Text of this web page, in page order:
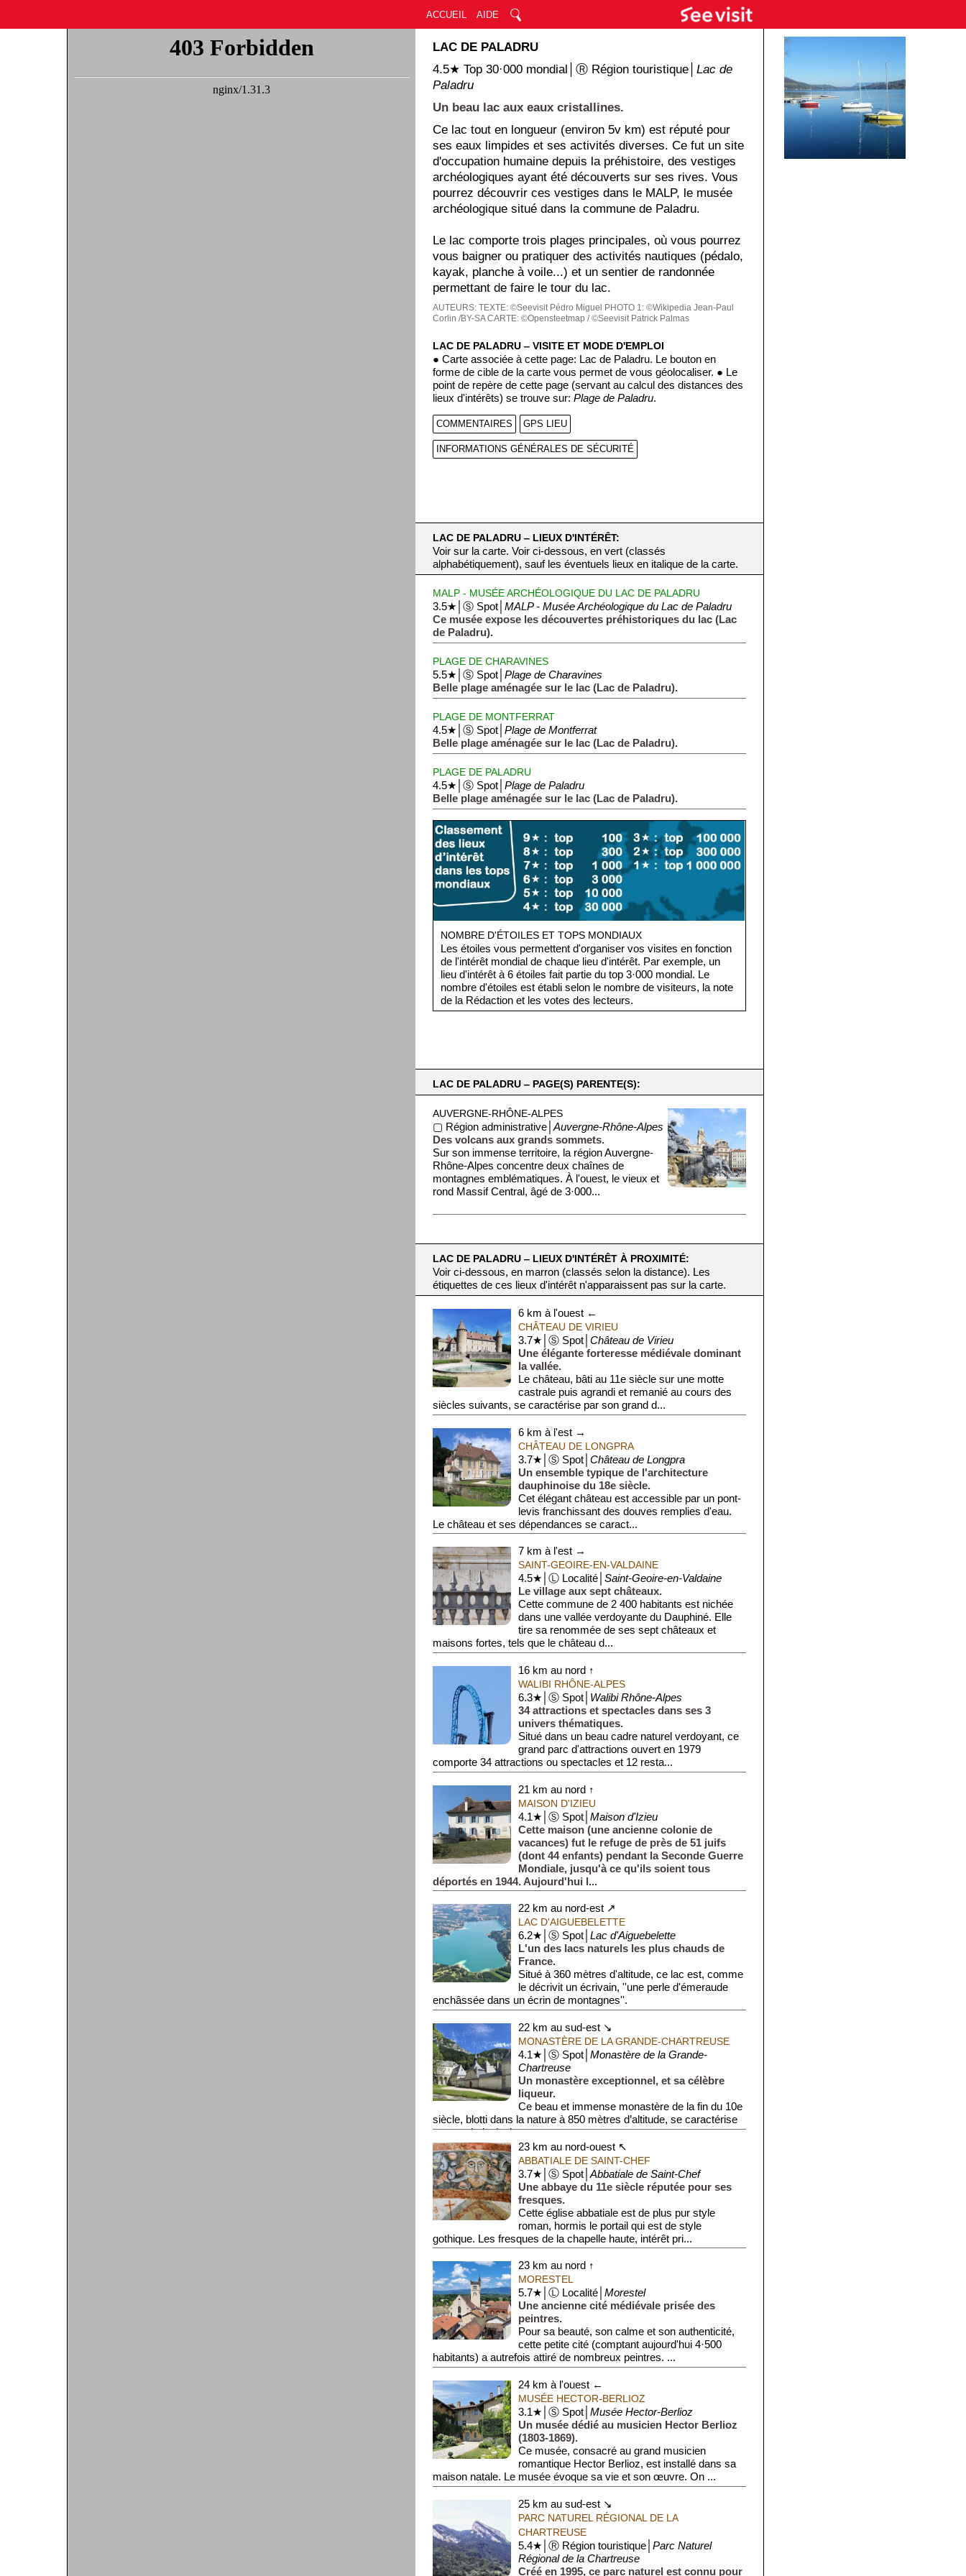
ACCUEIL AIDE
LAC DE PALADRU
4.5★ Top 30·000 mondial│Ⓡ Région touristique│Lac de
Paladru
Un beau lac aux eaux cristallines.
Ce lac tout en longueur (environ 5v km) est réputé pour
ses eaux limpides et ses activités diverses. Ce fut un site
d'occupation humaine depuis la préhistoire, des vestiges
archéologiques ayant été découverts sur ses rives. Vous
pourrez découvrir ces vestiges dans le MALP, le musée
archéologique situé dans la commune de Paladru.
Le lac comporte trois plages principales, où vous pourrez
vous baigner ou pratiquer des activités nautiques (pédalo,
kayak, planche à voile...) et un sentier de randonnée
permettant de faire le tour du lac.
AUTEURS:TEXTE: ©Seevisit Pédro Miguel
PHOTO 1: ©Wikipedia Jean-Paul
Corlin /BY-SA CARTE: ©Opensteetmap / ©Seevisit Patrick Palmas
LAC DE PALADRU ‒ VISITE ET MODE D'EMPLOI
● Carte associée à cette page: Lac de Paladru. Le bouton en
forme de cible de la carte vous permet de vous géolocaliser. ● Le
point de repère de cette page (servant au calcul des distances des
lieux d'intérêts) se trouve sur:Plage de Paladru.
COMMENTAIRES GPS LIEU
INFORMATIONS GÉNÉRALES DE SÉCURITÉ
LAC DE PALADRU ‒ LIEUX D'INTÉRÊT:
Voir sur la carte. Voir ci-dessous, en vert (classés
alphabétiquement), sauf les éventuels lieux en italique de la carte.
MALP - MUSÉE ARCHÉOLOGIQUE DU LAC DE PALADRU
3.5★│Ⓢ Spot│MALP - Musée Archéologique du Lac de Paladru
Ce musée expose les découvertes préhistoriques du lac (Lac
de Paladru).
PLAGE DE CHARAVINES
5.5★│Ⓢ Spot│Plage de Charavines
Belle plage aménagée sur le lac (Lac de Paladru).
PLAGE DE MONTFERRAT
4.5★│Ⓢ Spot│Plage de Montferrat
Belle plage aménagée sur le lac (Lac de Paladru).
PLAGE DE PALADRU
4.5★│Ⓢ Spot│Plage de Paladru
Belle plage aménagée sur le lac (Lac de Paladru).
NOMBRE D'ÉTOILES ET TOPS MONDIAUX
Les étoiles vous permettent d'organiser vos visites en fonction
de l'intérêt mondial de chaque lieu d'intérêt. Par exemple, un
lieu d'intérêt à 6 étoiles fait partie du top 3·000 mondial. Le
nombre d'étoiles est établi selon le nombre de visiteurs, la note
de la Rédaction et les votes des lecteurs.
LAC DE PALADRU ‒ PAGE(S) PARENTE(S):
AUVERGNE-RHÔNE-ALPES
▢ Région administrative│Auvergne-Rhône-Alpes
Des volcans aux grands sommets.
Sur son immense territoire, la région Auvergne-
Rhône-Alpes concentre deux chaînes de
montagnes emblématiques. À l'ouest, le vieux et
rond Massif Central, âgé de 3·000...
LAC DE PALADRU ‒ LIEUX D'INTÉRÊT À PROXIMITÉ:
Voir ci-dessous, en marron (classés selon la distance). Les
étiquettes de ces lieux d'intérêt n'apparaissent pas sur la carte.
6 km à l'ouest ←
CHÂTEAU DE VIRIEU
3.7★│Ⓢ Spot│ Château de Virieu
Une élégante forteresse médiévale dominant
la vallée.
Le château, bâti au 11e siècle sur une motte
castrale puis agrandi et remanié au cours des
siècles suivants, se caractérise par son grand d...
6 km à l'est →
CHÂTEAU DE LONGPRA
3.7★│Ⓢ Spot│ Château de Longpra
Un ensemble typique de l'architecture
dauphinoise du 18e siècle.
Cet élégant château est accessible par un pont-
levis franchissant des douves remplies d'eau.
Le château et ses dépendances se caract...
7 km à l'est →
SAINT-GEOIRE-EN-VALDAINE
4.5★│Ⓛ Localité│ Saint-Geoire-en-Valdaine
Le village aux sept châteaux.
Cette commune de 2 400 habitants est nichée
dans une vallée verdoyante du Dauphiné. Elle
tire sa renommée de ses sept châteaux et
maisons fortes, tels que le château d...
16 km au nord ↑
WALIBI RHÔNE-ALPES
6.3★│Ⓢ Spot│ Walibi Rhône-Alpes
34 attractions et spectacles dans ses 3
univers thématiques.
Situé dans un beau cadre naturel verdoyant, ce
grand parc d'attractions ouvert en 1979
comporte 34 attractions ou spectacles et 12 resta...
21 km au nord ↑
MAISON D'IZIEU
4.1★│Ⓢ Spot│ Maison d'Izieu
Cette maison (une ancienne colonie de
vacances) fut le refuge de près de 51 juifs
(dont 44 enfants) pendant la Seconde Guerre
Mondiale, jusqu'à ce qu'ils soient tous
déportés en 1944. Aujourd'hui l...
22 km au nord-est ↗
LAC D'AIGUEBELETTE
6.2★│Ⓢ Spot│ Lac d'Aiguebelette
L'un des lacs naturels les plus chauds de
France.
Situé à 360 mètres d'altitude, ce lac est, comme
le décrivit un écrivain, ''une perle d'émeraude
enchâssée dans un écrin de montagnes''.
Ce j...
22 km au sud-est ↘
MONASTÈRE DE LA GRANDE-CHARTREUSE
4.1★│Ⓢ Spot│ Monastère de la Grande-
Chartreuse
Un monastère exceptionnel, et sa célèbre
liqueur.
Ce beau et immense monastère de la fin du 10e
siècle, blotti dans la nature à 850 mètres d’altitude, se caractérise
par ses huit clochers et par ...
23 km au nord-ouest ↖
ABBATIALE DE SAINT-CHEF
3.7★│Ⓢ Spot│ Abbatiale de Saint-Chef
Une abbaye du 11e siècle réputée pour ses
fresques.
Cette église abbatiale est de plus pur style
roman, hormis le portail qui est de style
gothique. Les fresques de la chapelle haute, intérêt pri...
23 km au nord ↑
MORESTEL
5.7★│Ⓛ Localité│ Morestel
Une ancienne cité médiévale prisée des
peintres.
Pour sa beauté, son calme et son authenticité,
cette petite cité (comptant aujourd'hui 4·500
habitants) a autrefois attiré de nombreux peintres. ...
24 km à l'ouest ←
MUSÉE HECTOR-BERLIOZ
3.1★│Ⓢ Spot│ Musée Hector-Berlioz
Un musée dédié au musicien Hector Berlioz
(1803-1869).
Ce musée, consacré au grand musicien
romantique Hector Berlioz, est installé dans sa
maison natale. Le musée évoque sa vie et son œuvre. On ...
25 km au sud-est ↘
PARC NATUREL RÉGIONAL DE LA
CHARTREUSE
5.4★│Ⓡ Région touristique│ Parc Naturel
Régional de la Chartreuse
Créé en 1995, ce parc naturel est connu pour